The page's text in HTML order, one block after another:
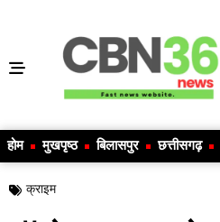
होम मुखपृष्ठ बिलासपुर छत्तीसगढ़
क्राइम